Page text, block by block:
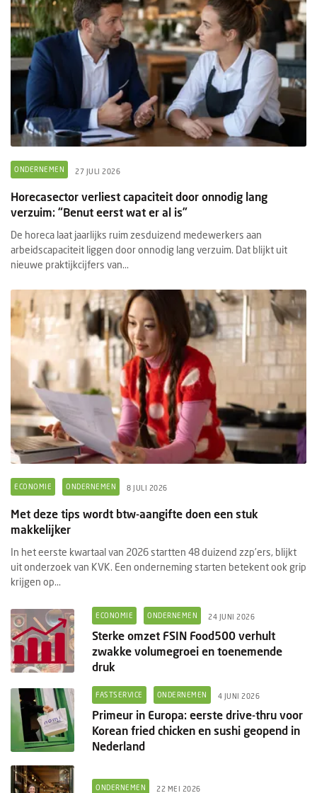
ONDERNEMEN 27 JULI 2026
Horecasector verliest capaciteit door onnodig lang
verzuim: “Benut eerst wat er al is”
De horeca laat jaarlijks ruim zesduizend medewerkers aan
arbeidscapaciteit liggen door onnodig lang verzuim. Dat blijkt uit
nieuwe praktijkcijfers van...
ECONOMIE ONDERNEMEN 8 JULI 2026
Met deze tips wordt btw-aangifte doen een stuk
makkelijker
In het eerste kwartaal van 2026 startten 48 duizend zzp’ers, blijkt
uit onderzoek van KVK. Een onderneming starten betekent ook grip
krijgen op...
ECONOMIE ONDERNEMEN 24 JUNI 2026
Sterke omzet FSIN Food500 verhult
zwakke volumegroei en toenemende
druk
FASTSERVICE ONDERNEMEN 4 JUNI 2026
Primeur in Europa: eerste drive-thru voor
Korean fried chicken en sushi geopend in
Nederland
ONDERNEMEN 22 MEI 2026